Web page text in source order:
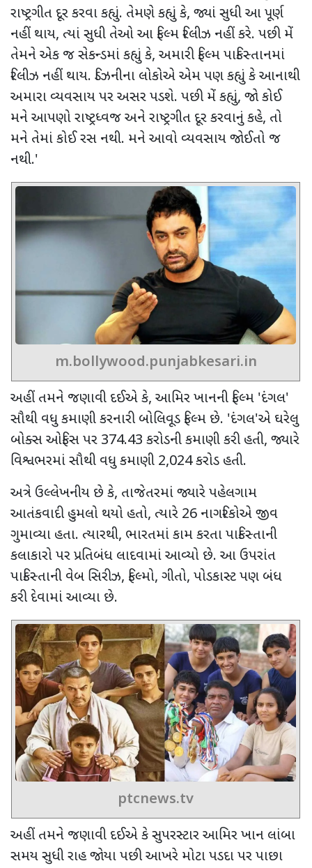
રાષ્ટ્રગીત દૂર કરવા કહ્યું. તેમણે કહ્યું કે, જ્યાં સુધી આ પૂર્ણ
નહીં થાય, ત્યાં સુધી તેઓ આ ફિલ્મ રિલીઝ નહીં કરે. પછી મેં
તેમને એક જ સેકન્ડમાં કહ્યું કે, અમારી ફિલ્મ પાકિસ્તાનમાં
રિલીઝ નહીં થાય. ડિઝનીના લોકોએ એમ પણ કહ્યું કે આનાથી
અમારા વ્યવસાય પર અસર પડશે. પછી મેં કહ્યું, જો કોઈ
મને આપણો રાષ્ટ્રધ્વજ અને રાષ્ટ્રગીત દૂર કરવાનું કહે, તો
મને તેમાં કોઈ રસ નથી. મને આવો વ્યવસાય જોઈતો જ
નથી.'
m.bollywood.punjabkesari.in
અહીં તમને જણાવી દઈએ કે, આમિર ખાનની ફિલ્મ 'દંગલ'
સૌથી વધુ કમાણી કરનારી બોલિવૂડ ફિલ્મ છે. 'દંગલ'એ ઘરેલુ
બોક્સ ઓફિસ પર 374.43 કરોડની કમાણી કરી હતી, જ્યારે
વિશ્વભરમાં સૌથી વધુ કમાણી 2,024કરોડ હતી.
અત્રે ઉલ્લેખનીય છે કે, તાજેતરમાં જ્યારે પહેલગામ
આતંકવાદી હુમલો થયો હતો, ત્યારે 26 નાગરિકોએ જીવ
ગુમાવ્યા હતા. ત્યારથી, ભારતમાં કામ કરતા પાકિસ્તાની
કલાકારો પર પ્રતિબંધ લાદવામાં આવ્યો છે. આ ઉપરાંત
પાકિસ્તાની વેબ સિરીઝ, ફિલ્મો, ગીતો, પોડકાસ્ટ પણ બંધ
કરી દેવામાં આવ્યા છે.
ptcnews.tv
અહીં તમને જણાવી દઈએ કે સુપરસ્ટાર આમિર ખાન લાંબા
સમય સુધી રાહ જોયા પછી આખરે મોટા પડદા પર પાછા